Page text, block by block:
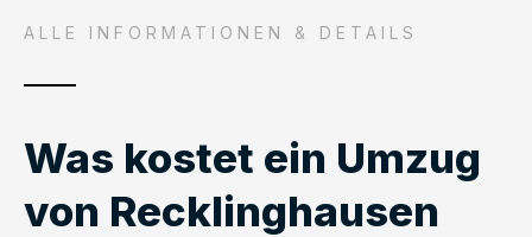
ALLE INFORMATIONEN & DETAILS
Was kostet ein Umzug
von Recklinghausen